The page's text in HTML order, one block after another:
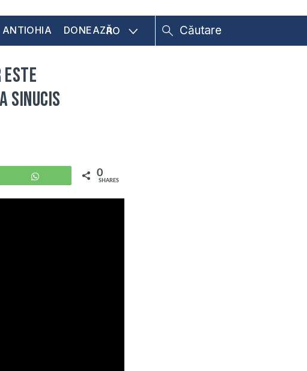
ANTIOHIA DONEAZĂRO
este
sinucis
WhatsApp 0
SHARES